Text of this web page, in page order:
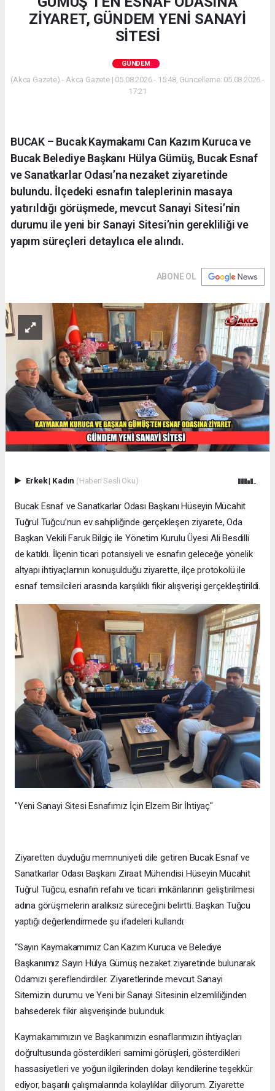
ZİYARET, GÜNDEM YENİ SANAYİ
SİTESİ
GÜNDEM
(Akca Gazete) - Akca Gazete | 05.08.2026 - 15:48, Güncelleme: 05.08.2026 -
17:21
BUCAK – Bucak Kaymakamı Can Kazım Kuruca ve
Bucak Belediye Başkanı Hülya Gümüş, Bucak Esnaf
ve Sanatkarlar Odası’na nezaket ziyaretinde
bulundu. İlçedeki esnafın taleplerinin masaya
yatırıldığı görüşmede, mevcut Sanayi Sitesi’nin
durumu ile yeni bir Sanayi Sitesi’nin gerekliliği ve
yapım süreçleri detaylıca ele alındı.
ABONE OL
Erkek| Kadın (Haberi Sesli Oku)
Bucak Esnaf ve Sanatkarlar Odası Başkanı Hüseyin Mücahit
Tuğrul Tuğcu’nun ev sahipliğinde gerçekleşen ziyarete, Oda
Başkan Vekili Faruk Bilgiç ile Yönetim Kurulu Üyesi Ali Besdilli
de katıldı. İlçenin ticari potansiyeli ve esnafın geleceğe yönelik
altyapı ihtiyaçlarının konuşulduğu ziyarette, ilçe protokolü ile
esnaf temsilcileri arasında karşılıklı fikir alışverişi gerçekleştirildi.
"Yeni Sanayi Sitesi Esnafımız İçin Elzem Bir İhtiyaç"
Ziyaretten duyduğu memnuniyeti dile getiren Bucak Esnaf ve
Sanatkarlar Odası Başkanı Ziraat Mühendisi Hüseyin Mücahit
Tuğrul Tuğcu, esnafın refahı ve ticari imkânlarının geliştirilmesi
adına görüşmelerin aralıksız süreceğini belirtti. Başkan Tuğcu
yaptığı değerlendirmede şu ifadeleri kullandı:
“Sayın Kaymakamımız Can Kazım Kuruca ve Belediye
Başkanımız Sayın Hülya Gümüş nezaket ziyaretinde bulunarak
Odamızı şereflendirdiler. Ziyaretlerinde mevcut Sanayi
Sitemizin durumu ve Yeni bir Sanayi Sitesinin elzemliliğinden
bahsederek fikir alışverişinde bulunduk.
Kaymakamımızın ve Başkanımızın esnaflarımızın ihtiyaçları
doğrultusunda gösterdikleri samimi görüşleri, gösterdikleri
hassasiyetleri ve yoğun ilgilerinden dolayı kendilerine teşekkür
ediyor, başarılı çalışmalarında kolaylıklar diliyorum. Ziyarette